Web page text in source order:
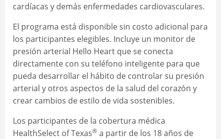
cardíacas y demás enfermedades cardiovasculares.
El programa está disponible sin costo adicional para
los participantes elegibles. Incluye un monitor de
presión arterial Hello Heart que se conecta
directamente con su teléfono inteligente para que
pueda desarrollar el hábito de controlar su presión
arterial y otros aspectos de la salud del corazón y
crear cambios de estilo de vida sostenibles.
Los participantes de la cobertura médica
HealthSelect of Texas® a partir de los 18 años de